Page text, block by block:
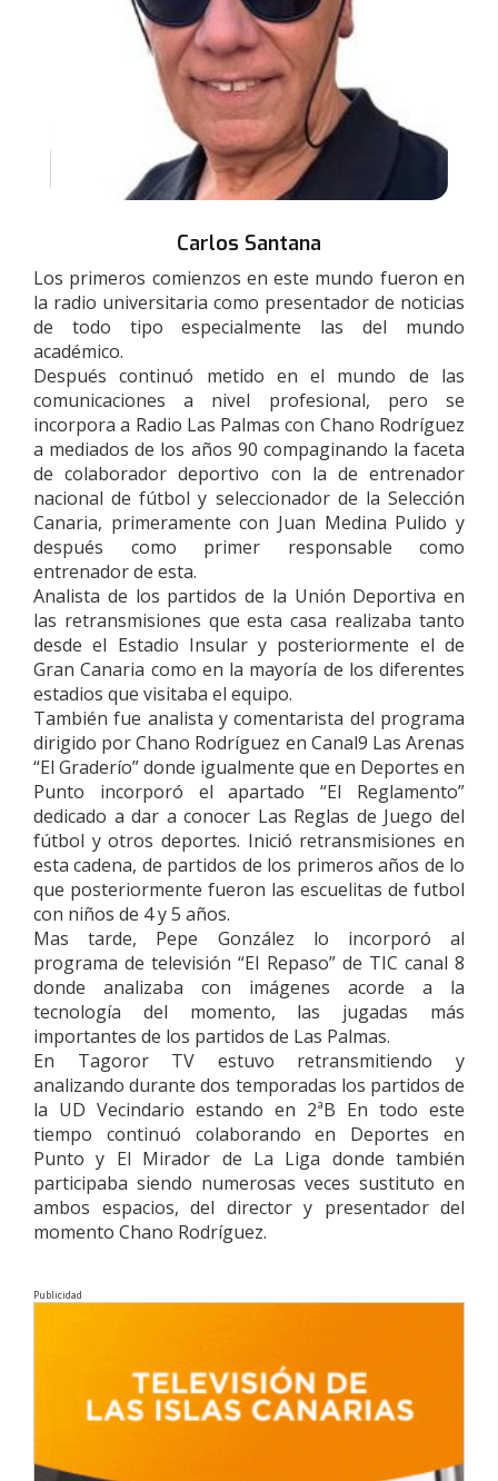
Carlos Santana
Los primeros comienzos en este mundo fueron en
la radio universitaria como presentador de noticias
de todo tipo especialmente las del mundo
académico.
Después continuó metido en el mundo de las
comunicaciones a nivel profesional, pero se
incorpora a Radio Las Palmas con Chano Rodríguez
a mediados de los años 90 compaginando la faceta
de colaborador deportivo con la de entrenador
nacional de fútbol y seleccionador de la Selección
Canaria, primeramente con Juan Medina Pulido y
después como primer responsable como
entrenador de esta.
Analista de los partidos de la Unión Deportiva en
las retransmisiones que esta casa realizaba tanto
desde el Estadio Insular y posteriormente el de
Gran Canaria como en la mayoría de los diferentes
estadios que visitaba el equipo.
También fue analista y comentarista del programa
dirigido por Chano Rodríguez en Canal9 Las Arenas
“El Graderío” donde igualmente que en Deportes en
Punto incorporó el apartado “El Reglamento”
dedicado a dar a conocer Las Reglas de Juego del
fútbol y otros deportes. Inició retransmisiones en
esta cadena, de partidos de los primeros años de lo
que posteriormente fueron las escuelitas de futbol
con niños de 4 y 5 años.
Mas tarde, Pepe González lo incorporó al
programa de televisión “El Repaso” de TIC canal 8
donde analizaba con imágenes acorde a la
tecnología del momento, las jugadas más
importantes de los partidos de Las Palmas.
En Tagoror TV estuvo retransmitiendo y
analizando durante dos temporadas los partidos de
la UD Vecindario estando en 2ªB En todo este
tiempo continuó colaborando en Deportes en
Punto y El Mirador de La Liga donde también
participaba siendo numerosas veces sustituto en
ambos espacios, del director y presentador del
momento Chano Rodríguez.
Publicidad